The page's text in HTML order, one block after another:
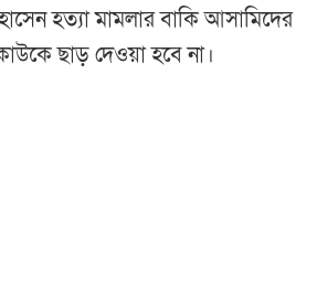
হত্যা মামলার বাকি আসামিদের
ছাড় দেওয়া হবে না।